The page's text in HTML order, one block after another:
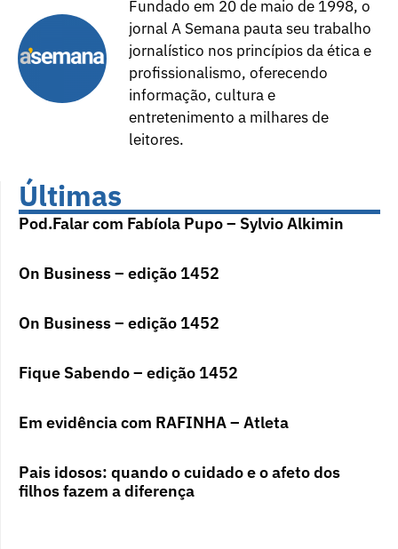
Fundado em 20 de maio de 1998, o
jornal A Semana pauta seu trabalho
jornalístico nos princípios da ética e
profissionalismo, oferecendo
informação, cultura e
entretenimento a milhares de
leitores.
Últimas
Pod.Falar com Fabíola Pupo – Sylvio Alkimin
On Business – edição 1452
On Business – edição 1452
Fique Sabendo – edição 1452
Em evidência com RAFINHA – Atleta
Pais idosos: quando o cuidado e o afeto dos
filhos fazem a diferença